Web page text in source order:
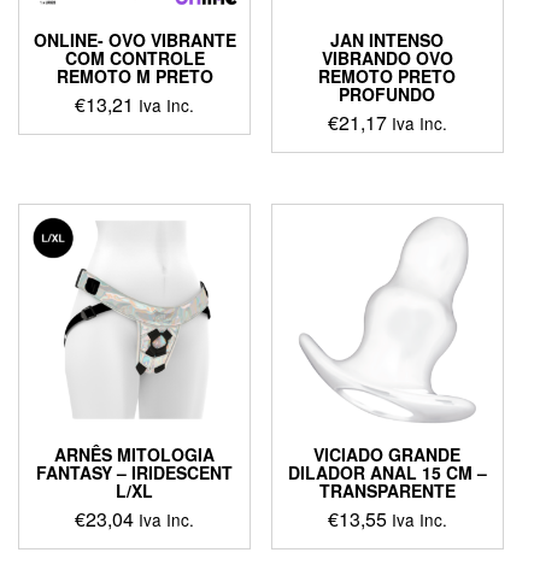
ONLINE- OVO VIBRANTE
COM CONTROLE
REMOTO M PRETO
€13,21 Iva Inc.
JAN INTENSO
VIBRANDO OVO
REMOTO PRETO
PROFUNDO
€21,17 Iva Inc.
ARNÊS MITOLOGIA
FANTASY – IRIDESCENT
L/XL
€23,04 Iva Inc.
VICIADO GRANDE
DILADOR ANAL 15 CM –
TRANSPARENTE
€13,55 Iva Inc.